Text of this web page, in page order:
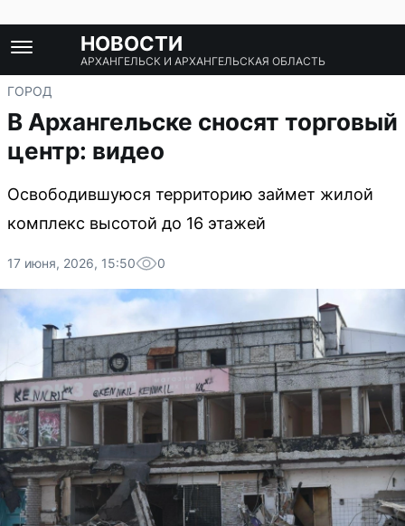
НОВОСТИ
АРХАНГЕЛЬСК И АРХАНГЕЛЬСКАЯ ОБЛАСТЬ
ГОРОД
В Архангельске сносят торговый
центр: видео
Освободившуюся территорию займет жилой
комплекс высотой до 16 этажей
17 июня, 2026, 15:50 0